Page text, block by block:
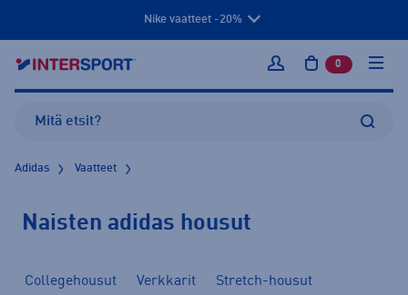
Nike vaatteet -20%
Kirjaudu sisään
0 tuotetta
Adidas Vaatteet
Naisten adidas housut
Collegehousut Verkkarit Stretch-housut